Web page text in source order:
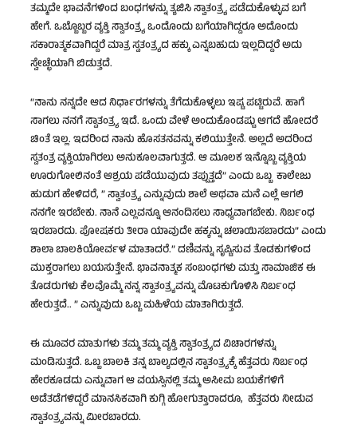
ತಮ್ಮದೇ ಭಾವನೆಗಳಿಂದ ಬಂಧಗಳನ್ನು ತ್ಯಜಿಸಿ ಸ್ವಾತಂತ್ರ್ಯ ಪಡೆದುಕೊಳ್ಳುವ ಬಗೆ
ಹೇಗೆ. ಒಬ್ಬೊಬ್ಬರ ವ್ಯಕ್ತಿ ಸ್ವಾತಂತ್ರ್ಯ ಒಂದೊಂದು ಬಗೆಯಾಗಿದ್ದರೂ ಅದೊಂದು
ಸಕಾರಾತ್ಮಕವಾಗಿದ್ದರೆ ಮಾತ್ರ ಸ್ವತಂತ್ರ್ಯದ ಹಕ್ಕು ಎನ್ನಬಹುದು ಇಲ್ಲದಿದ್ದರೆ ಅದು
ಸ್ವೇಚ್ಛೆಯಾಗಿ ಬಿಡುತ್ತದೆ.
“ನಾನು ನನ್ನದೇ ಆದ ನಿರ್ಧಾರಗಳನ್ನು ತೆಗೆದುಕೊಳ್ಳಲು ಇಷ್ಟ ಪಟ್ಟಿರುವೆ. ಹಾಗೆ
ಸಾಗಲು ನನಗೆ ಸ್ವಾತಂತ್ರ್ಯ ಇದೆ. ಒಂದು ವೇಳೆ ಅಂದುಕೊಂಡಷ್ಟು ಆಗದೆ ಹೋದರೆ
ಚಿಂತೆ ಇಲ್ಲ. ಇದರಿಂದ ನಾನು ಹೊಸತನವನ್ನು ಕಲಿಯುತ್ತೇನೆ. ಅಲ್ಲದೆ ಅದರಿಂದ
ಸ್ವತಂತ್ರ ವ್ಯಕ್ತಿಯಾಗಿರಲು ಅನುಕೂಲವಾಗುತ್ತದೆ. ಆ ಮೂಲಕ ಇನ್ನೊಬ್ಬ ವ್ಯಕ್ತಿಯ
ಊರುಗೋಲಿನಂತೆ ಆಶ್ರಯ ಪಡೆಯುವುದು ತಪ್ಪುತ್ತದೆ‌‌‌” ಎಂದು ಒಬ್ಬ ಕಾಲೇಜು
ಹುಡುಗ ಹೇಳಿದರೆ, ” ಸ್ವಾತಂತ್ರ್ಯ ಎನ್ನುವುದು ಶಾಲೆ ಅಥವಾ ಮನೆ ಎಲ್ಲೆ ಆಗಲಿ
ನನಗೇ ಇರಬೇಕು. ನಾನೆ ಎಲ್ಲವನ್ನೂ ಆನಂದಿಸಲು ಸಾಧ್ಯವಾಗಬೇಕು. ನಿರ್ಬಂಧ
ಇರಬಾರದು. ಪೋಷಕರು ತೀರಾ ಯಾವುದೇ ಹಕ್ಕನ್ನು ಚಲಾಯಿಸಬಾರದು” ಎಂದು
ಶಾಲಾ ಬಾಲಕಿಯೋರ್ವಳ ಮಾತಾದರೆ.” ದಣಿವನ್ನು ಸೃಷ್ಟಿಸುವ ತೊಡಕುಗಳಿಂದ
ಮುಕ್ತರಾಗಲು ಬಯಸುತ್ತೇನೆ. ಭಾವನಾತ್ಮಕ ಸಂಬಂಧಗಳು ಮತ್ತು ಸಾಮಾಜಿಕ ಈ
ತೊಡರುಗಳು ಕೆಲವೊಮ್ಮೆ ನನ್ನ ಸ್ವಾತಂತ್ರ್ಯವನ್ನು ಮೊಟಕುಗೊಳಿಸಿ ನಿರ್ಬಂಧ
ಹೇರುತ್ತದೆ.. ” ಎನ್ನುವುದು ಒಬ್ಬ ಮಹಿಳೆಯ ಮಾತಾಗಿರುತ್ತದೆ.
ಈ ಮೂವರ ಮಾತುಗಳು ತಮ್ಮ ತಮ್ಮ ವ್ಯಕ್ತಿ ಸ್ವಾತಂತ್ರ್ಯದ ವಿಚಾರಗಳನ್ನು
ಮಂಡಿಸುತ್ತದೆ. ಒಬ್ಬ ಬಾಲಕಿ ತನ್ನ ಬಾಲ್ಯದಲ್ಲಿನ ಸ್ವಾತಂತ್ರ್ಯಕ್ಕೆ ಹೆತ್ತವರು ನಿರ್ಬಂಧ
ಹೇರಕೂಡದು ಎನ್ನುವಾಗ ಆ ವಯಸ್ಸಿನಲ್ಲಿ ತಮ್ಮ ಅಸೀಮ ಬಯಕೆಗಳಿಗೆ
ಅಡೆತಡೆಗಳಿದ್ದರೆ ಮಾನಸಿಕವಾಗಿ ಕುಗ್ಗಿ ಹೋಗುತ್ತಾರಾದರೂ, ಹೆತ್ತವರು ನೀಡುವ
ಸ್ವಾತಂತ್ರ್ಯವನ್ನು ಮೀರಬಾರದು.